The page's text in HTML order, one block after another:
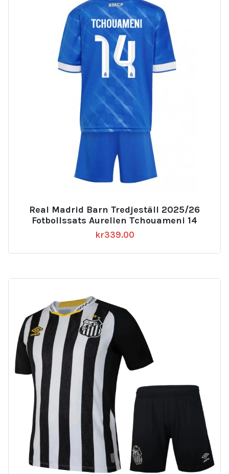
Real Madrid Barn Tredjeställ 2025/26
Fotbollssats Aurelien Tchouameni 14
kr339.00